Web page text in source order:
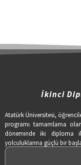
İkinci
Atatürk Üniversitesi,
programı tamamlama
döneminde iki diploma
yolculuklarına güçlü bir